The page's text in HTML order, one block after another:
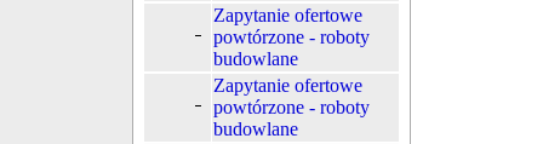
Zapytanie ofertowe
powtórzone - roboty
budowlane
Zapytanie ofertowe
powtórzone - roboty
budowlane